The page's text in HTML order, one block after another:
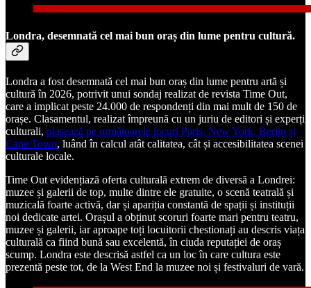
Londra, desemnată cel mai bun oraș din lume pentru cultură.
Londra a fost desemnată cel mai bun oraș din lume pentru artă și
cultură în 2026, potrivit unui sondaj realizat de revista Time Out,
care a implicat peste 24.000 de respondenți din mai mult de 150 de
orașe. Clasamentul, realizat împreună cu un juriu de editori și experți
culturali, plasează pe următoarele locuri Paris, New York, Berlin și
Cape Town, luând în calcul atât calitatea, cât și accesibilitatea scenei
culturale locale.
Time Out evidențiază oferta culturală extrem de diversă a Londrei:
muzee și galerii de top, multe dintre ele gratuite, o scenă teatrală și
muzicală foarte activă, dar și apariția constantă de spații și instituții
noi dedicate artei. Orașul a obținut scoruri foarte mari pentru teatru,
muzee și galerii, iar aproape toți locuitorii chestionați au descris viața
culturală ca fiind bună sau excelentă, în ciuda reputației de oraș
scump. Londra este descrisă astfel ca un loc în care cultura este
prezentă peste tot, de la West End la muzee noi și festivaluri de vară.